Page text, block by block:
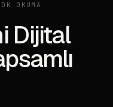
OKUMA
Dijital